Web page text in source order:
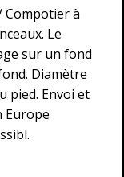
Compotier à
Le
sur un fond
Diamètre
pied. Envoi et
Europe